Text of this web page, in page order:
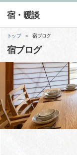
宿・暖談
トップ 宿ブログ
宿ブログ